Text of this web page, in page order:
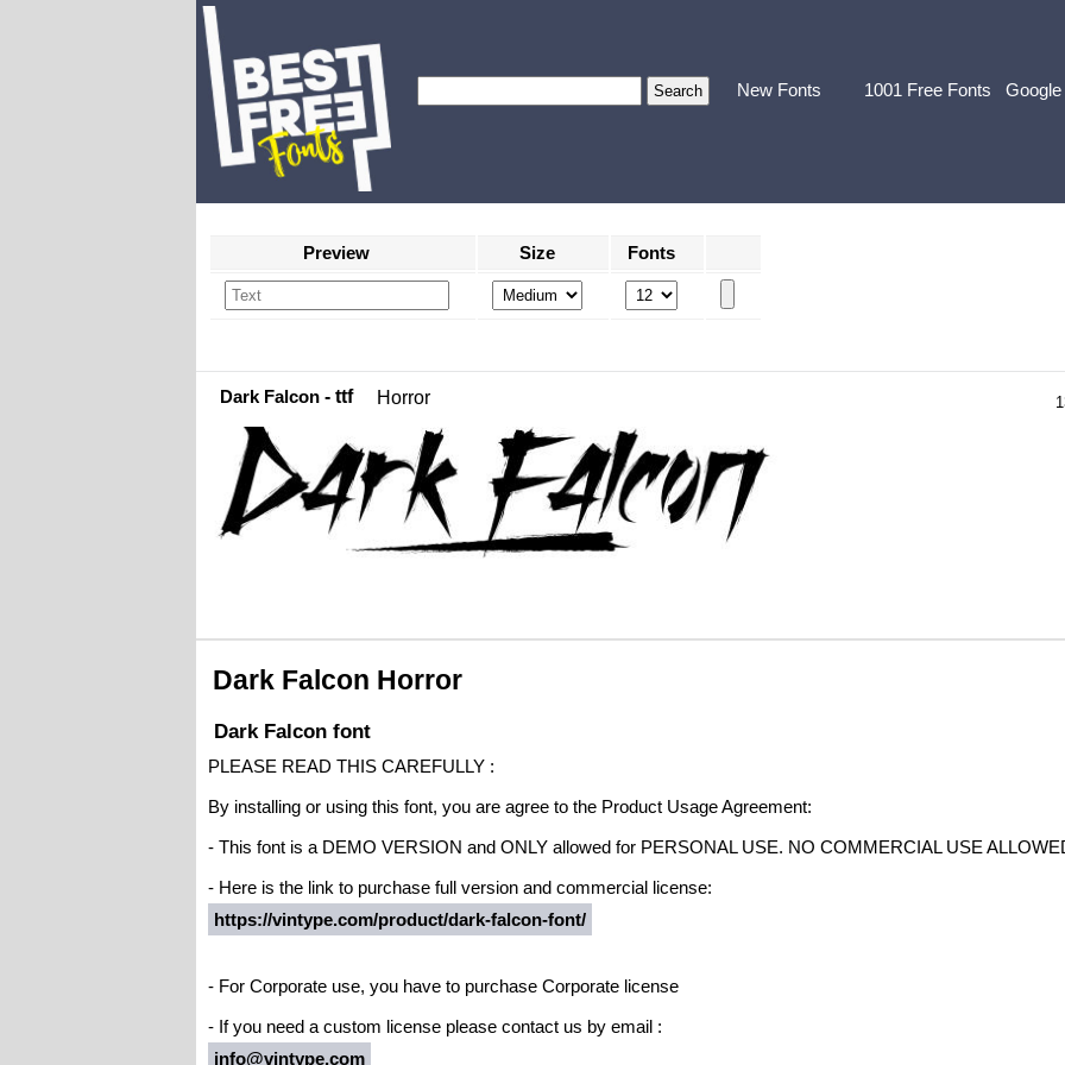
New Fonts 1001 Free Fonts
Preview Size Fonts
Dark Falcon- ttf Horror
Dark Falcon Horror
Dark Falcon font
PLEASE READ THIS CAREFULLY :
By installing or using this font, you are agree to the Product Usage Agreement:
- This font is a DEMO VERSION and ONLY allowed for PERSONAL USE. NO COMMERCIAL USE
- Here is the link to purchase full version and commercial license:
https://vintype.com/product/dark-falcon-font/
- For Corporate use, you have to purchase Corporate license
- If you need a custom license please contact us by email :
info@vintype.com